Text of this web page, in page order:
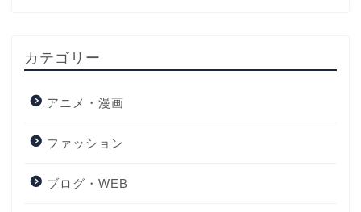
カテゴリー
アニメ・漫画
ファッション
ブログ・WEB